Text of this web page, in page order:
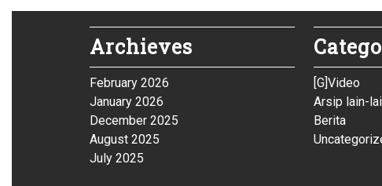
Archieves
February 2026
January 2026
December 2025
August 2025
July 2025
[G]Video
Arsip lain-
Berita